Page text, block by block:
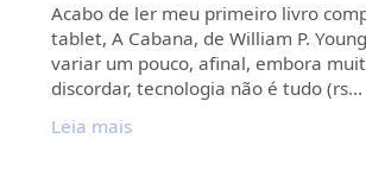
Acabo de ler meu primeiro livro
tablet, A Cabana, de William P.
variar um pouco, afinal, embora
discordar, tecnologia não é tudo (rs…
Leia mais